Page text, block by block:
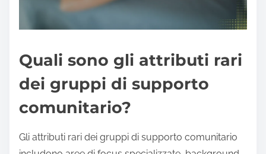
Quali sono gli attributi rari
dei gruppi di supporto
comunitario?
Gli attributi rari dei gruppi di supporto comunitario